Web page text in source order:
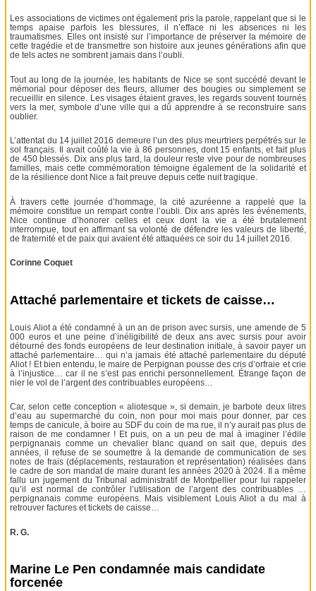
Les associations de victimes ont également pris la parole, rappelant que si le
temps apaise parfois les blessures, il n’efface ni les absences ni les
traumatismes. Elles ont insisté sur l’importance de préserver la mémoire de
cette tragédie et de transmettre son histoire aux jeunes générations afin que
de tels actes ne sombrent jamais dans l’oubli.
Tout au long de la journée, les habitants de Nice se sont succédé devant le
mémorial pour déposer des fleurs, allumer des bougies ou simplement se
recueillir en silence. Les visages étaient graves, les regards souvent tournés
vers la mer, symbole d’une ville qui a dû apprendre à se reconstruire sans
oublier.
L’attentat du 14 juillet 2016 demeure l’un des plus meurtriers perpétrés sur le
sol français. Il avait coûté la vie à 86 personnes, dont 15 enfants, et fait plus
de 450 blessés. Dix ans plus tard, la douleur reste vive pour de nombreuses
familles, mais cette commémoration témoigne également de la solidarité et
de la résilience dont Nice a fait preuve depuis cette nuit tragique.
À travers cette journée d’hommage, la cité azuréenne a rappelé que la
mémoire constitue un rempart contre l’oubli. Dix ans après les événements,
Nice continue d’honorer celles et ceux dont la vie a été brutalement
interrompue, tout en affirmant sa volonté de défendre les valeurs de liberté,
de fraternité et de paix qui avaient été attaquées ce soir du 14 juillet 2016.
Corinne Coquet
Attaché parlementaire et tickets de caisse…
Louis Aliot a été condamné à un an de prison avec sursis, une amende de 5
000 euros et une peine d’inéligibilité de deux ans avec sursis pour avoir
détourné des fonds européens de leur destination initiale, à savoir payer un
attaché parlementaire… qui n’a jamais été attaché parlementaire du député
Aliot ! Et bien entendu, le maire de Perpignan pousse des cris d’orfraie et crie
à l’injustice… car il ne s’est pas enrichi personnellement. Étrange façon de
nier le vol de l’argent des contribuables européens…
Car, selon cette conception « aliotesque », si demain, je barbote deux litres
d’eau au supermarché du coin, non pour moi mais pour donner, par ces
temps de canicule, à boire au SDF du coin de ma rue, il n’y aurait pas plus de
raison de me condamner ! Et puis, on a un peu de mal à imaginer l’édile
perpignanais comme un chevalier blanc quand on sait que, depuis des
années, il refuse de se soumettre à la demande de communication de ses
notes de frais (déplacements, restauration et représentation) réalisées dans
le cadre de son mandat de maire durant les années 2020 à 2024. Il a même
fallu un jugement du Tribunal administratif de Montpellier pour lui rappeler
qu’il est normal de contrôler l’utilisation de l’argent des contribuables …
perpignanais comme européens. Mais visiblement Louis Aliot a du mal à
retrouver factures et tickets de caisse…
R. G.
Marine Le Pen condamnée mais candidate
forcenée